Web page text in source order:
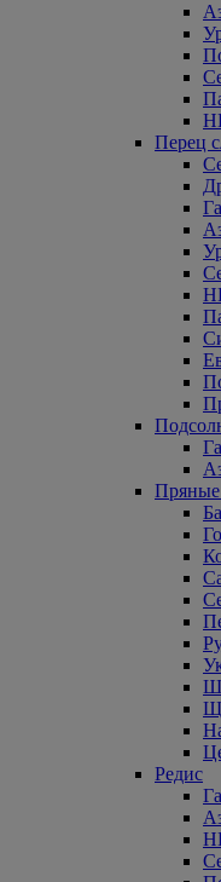
Перец
Пряные
Редис